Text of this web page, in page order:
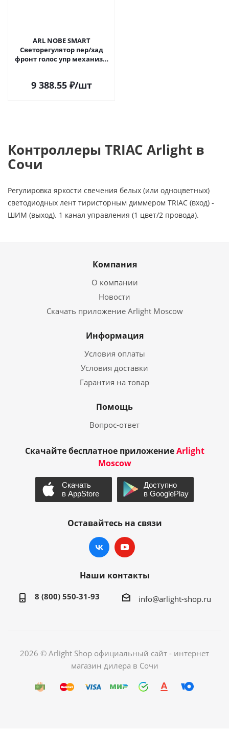
ARL NOBE SMART
Светорегулятор пер/зад
фронт голос упр механизм
лет) 060661 в Сочи
9 388.55₽/шт
Контроллеры TRIAC Arlight в
Сочи
Регулировка яркости свечения белых (или одноцветных)
светодиодных лент тиристорным диммером TRIAC (вход) -
ШИМ (выход). 1 канал управления (1 цвет/2 провода).
Компания
О компании
Новости
Скачать приложение Arlight Moscow
Информация
Условия оплаты
Условия доставки
Гарантия на товар
Помощь
Вопрос-ответ
Скачайте бесплатное приложениеArlight
Moscow
Оставайтесь на связи
Наши контакты
8 (800) 550-31-93 info@arlight-shop.ru
2026 © Arlight Shop официальный сайт - интернет
магазин дилера в Сочи